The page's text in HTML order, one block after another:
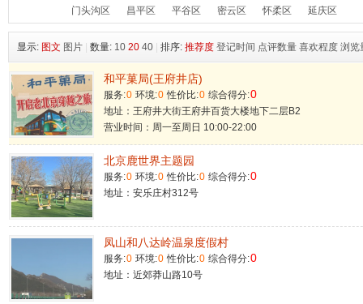
门头沟区
昌平区 平谷区 密云区 怀柔区 延庆区
显示: 图文 图片 数量: 10 20 40 排序: 推荐度 登记时间 点评数量 喜欢程度 浏览
和平菓局(王府井店)
服务:0 环境:0 性价比:0 综合得分:0
地址：王府井大街王府井百货大楼地下二层B2
营业时间：周一至周日 10:00-22:00
北京鹿世界主题园
服务:0 环境:0 性价比:0 综合得分:0
地址：安乐庄村312号
凤山和八达岭温泉度假村
服务:0 环境:0 性价比:0 综合得分:0
地址：近郊莽山路10号